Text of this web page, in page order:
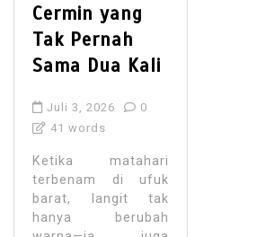
Cermin yang
Tak Pernah
Sama Dua Kali
Juli 3, 2026
0
41 words
Ketika matahari
terbenam di ufuk
barat, langit tak
hanya berubah